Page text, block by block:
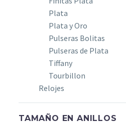
Plata
Plata y Oro
Pulseras Bolitas
Pulseras de Plata
Tiffany
Tourbillon
Relojes
TAMAÑO EN ANILLOS